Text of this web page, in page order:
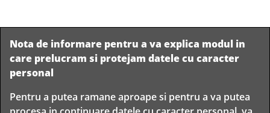
Livram in
Nota de informare pentru a va explica modul in
care prelucram si protejam datele cu caracter
personal
Pentru a putea ramane aproape si pentru a va putea